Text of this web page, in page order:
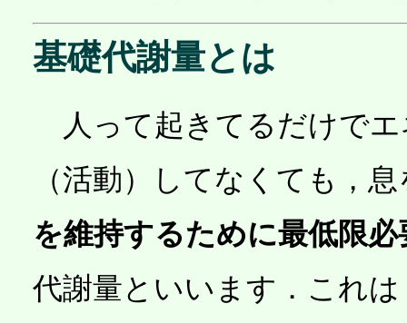
基礎代謝量とは
人って起きてるだけでエ
（活動）してなくても，
を維持するために最低限
代謝量といいます．これ